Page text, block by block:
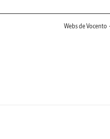
Webs de Vocento